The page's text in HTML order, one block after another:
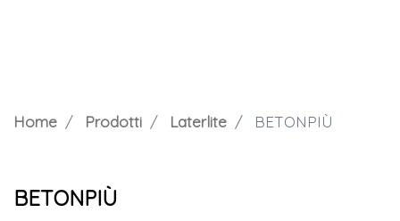
Home Prodotti Laterlite BETONPIÙ
BETONPIÙ